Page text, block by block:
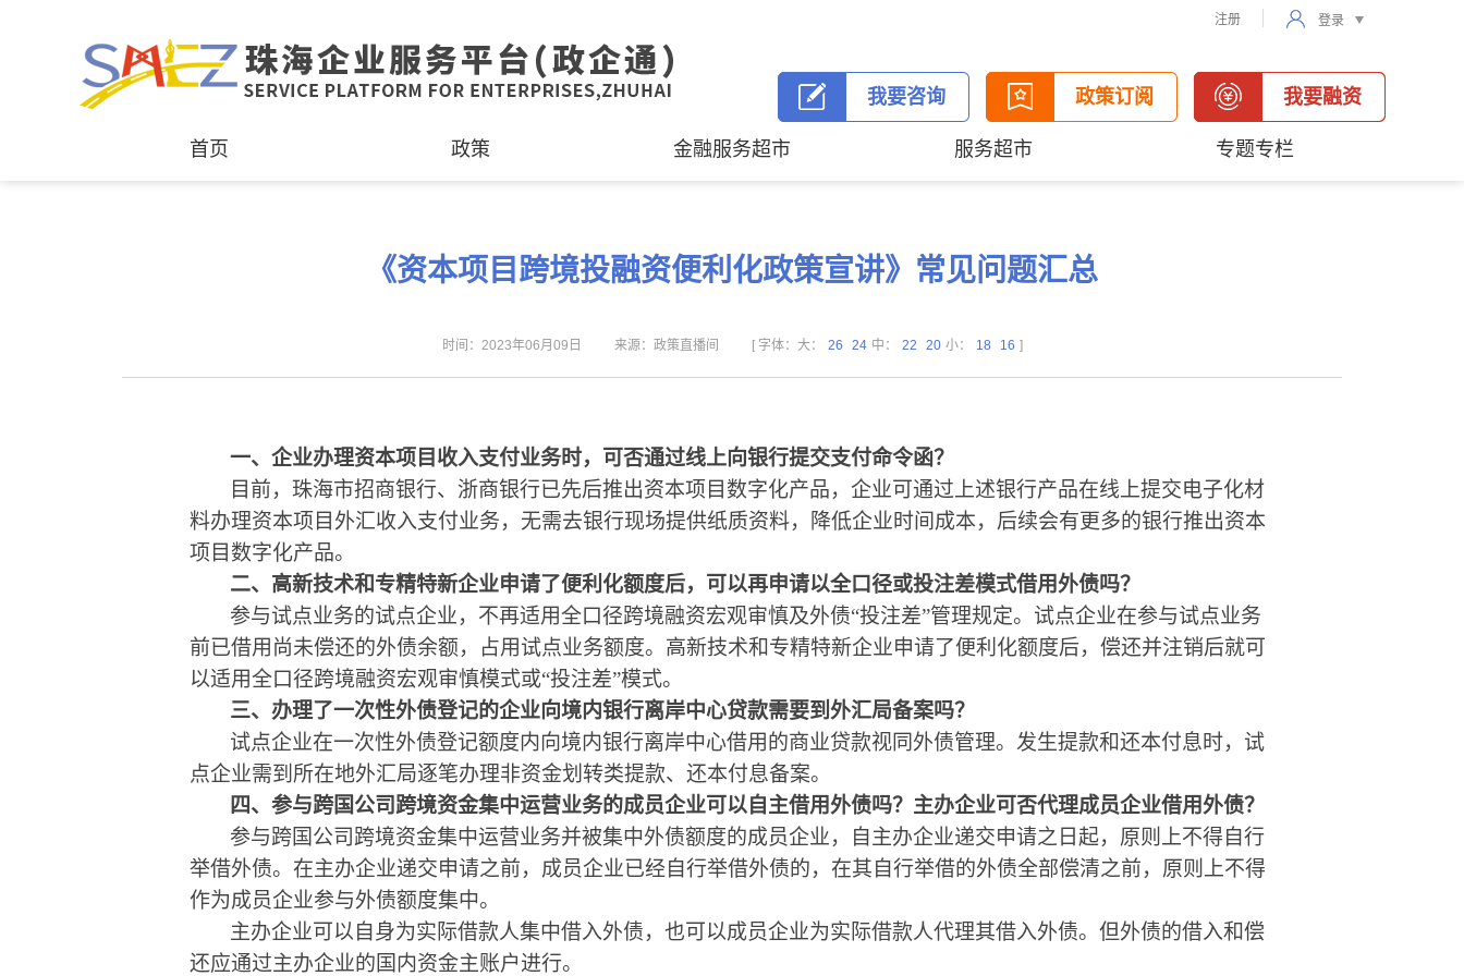
注册 登录
我要融资
政策订阅
我要咨询
首页 政策 金融服务超市 服务超市 专题专栏
《资本项目跨境投融资便利化政策宣讲》常见问题汇总
时间：2023年06月09日 来源：政策直播间 [ 字体：大： 26 24 中： 22 20 小： 18 16 ]
一、企业办理资本项目 收入支付业务时，可否通过线上向银行提交支付命令函？
目前，珠海市招商银行、浙商银行已先后推出资本项目数字化产品， 企业可通过上述银行产品在线上提交电子化材
料办理资本项目外汇收入支付业务，无需去银行现场提供纸质资料，降低企业时间成本，后续会有更多的银行推出资本
项目数字化产品。
二、 高新技术和专精特新企业申请了便利化额度后，可以再申请以全口径或投注差模式借用外债吗？
参与试点业务的试点企业，不再适用全口径跨境融资宏观审慎及外债“投注差”管理规定。试点企业在参与试点业务
前已借用尚未偿还的外债余额，占用试点业务额度。 高新技术和专精特新企业申请了便利化额度后，偿还并注销后就可
以适用全口径跨境融资宏观审慎模式或“投注差”模式。
三、 办理了一次性外债登记的企业向境内银行离岸中心贷款需要到外汇局备案吗？
试点企业在一次性外债登记额度内向境内银行离岸中心借用的商业贷款视同外债管理。发生提款和还本付息时，试
点企业需到所在地外汇局逐笔办理非资金划转类提款、还本付息备案。
四、参与跨国公司跨境资金集中运营业务的成员企业可以自主借用外债吗？主办企业可否代理成员企业借用外债？
参与跨国公司跨境资金集中运营业务并被集中外债额度的成员企业，自主办企业递交申请之日起，原则上不得自行
举借外债。在主办企业递交申请之前，成员企业已经自行举借外债的，在其自行举借的外债全部偿清之前，原则上不得
作为成员企业参与外债额度集中。
主办企业可以自身为实际借款人集中借入外债，也可以成员企业为实际借款人代理其借入外债。但外债的借入和偿
还应通过主办企业的国内资金主账户进行。